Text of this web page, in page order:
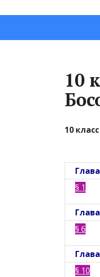
10
10 класс
§ 1
§ 6
§ 10